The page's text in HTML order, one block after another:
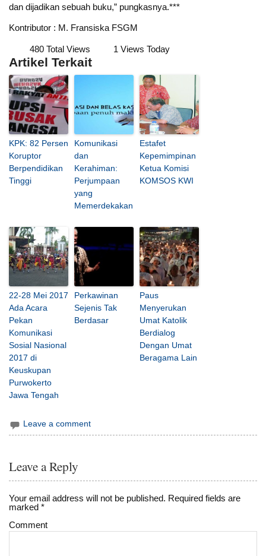
dan dijadikan sebuah buku,” pungkasnya.***
Kontributor : M. Fransiska FSGM
480 Total Views 1 Views Today
Artikel Terkait
KPK: 82 Persen
Koruptor
Berpendidikan
Tinggi
Komunikasi
dan
Kerahiman:
Perjumpaan
yang
Memerdekakan
Estafet
Kepemimpinan
Ketua Komisi
KOMSOS KWI
22-28 Mei 2017
Ada Acara
Pekan
Komunikasi
Sosial Nasional
2017 di
Keuskupan
Purwokerto
Jawa Tengah
Perkawinan
Sejenis Tak
Berdasar
Paus
Menyerukan
Umat Katolik
Berdialog
Dengan Umat
Beragama Lain
Leave a comment
Leave a Reply
Your email address will not be published. Required fields are
marked*
Comment